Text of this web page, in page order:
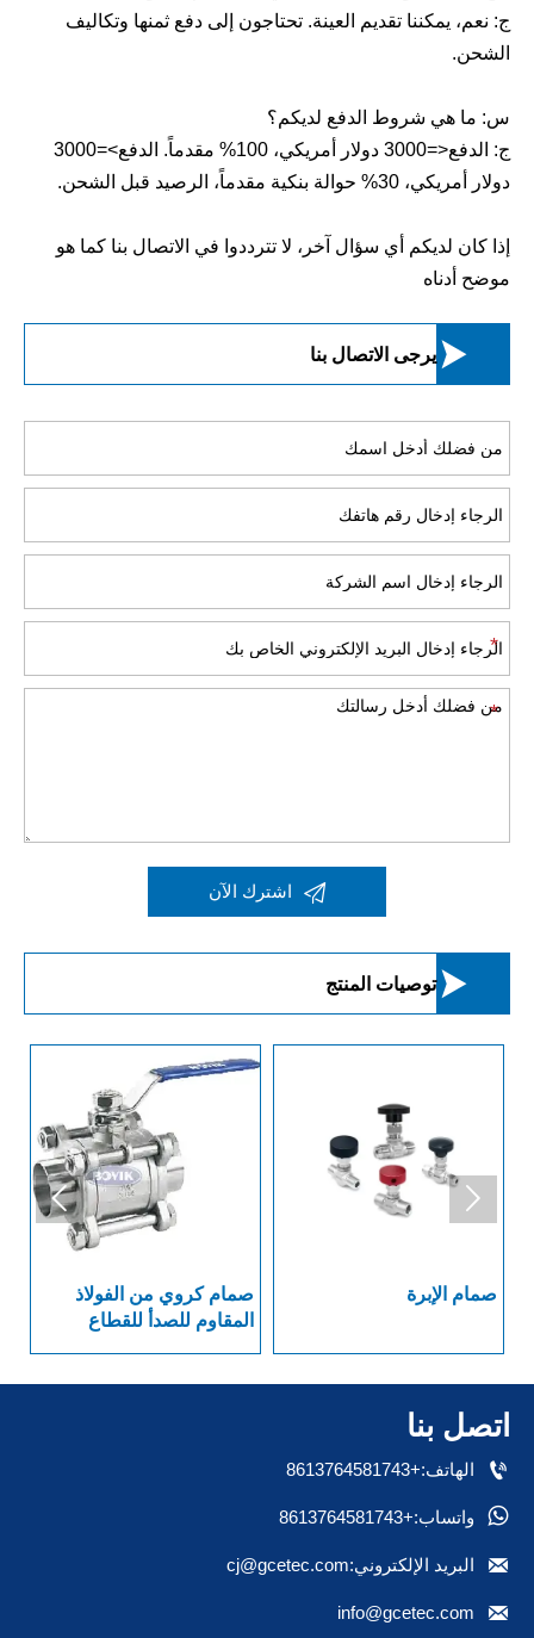
ج: نعم، يمكننا تقديم العينة. تحتاجون إلى دفع ثمنها وتكاليف
الشحن.
س: ما هي شروط الدفع لديكم؟
ج: الدفع<=3000 دولار أمريكي، 100% مقدماً. الدفع>=3000
دولار أمريكي، 30% حوالة بنكية مقدماً، الرصيد قبل الشحن.
إذا كان لديكم أي سؤال آخر، لا تترددوا في الاتصال بنا كما هو
موضح أدناه
يرجى الاتصال بنا
 اشترك الآن
توصيات المنتج
صمام كروي من الفولاذ
المقاوم للصدأ للقطاع
صمام الإبرة
 
اتصل بنا
 الهاتف:+8613764581743
 واتساب:+8613764581743
 البريد الإلكتروني:cj@gcetec.com

info@gcetec.com